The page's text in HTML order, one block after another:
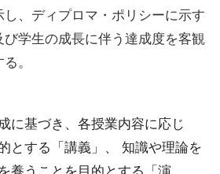
し、ディプロマ・ポリシーに示す
学生の成長に伴う達成度を客観
。
に基づき、各授業内容に応じ
とする「講義」、 知識や理論を